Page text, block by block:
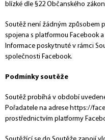
blízké dle §22 Občanského
Soutěž není žádným způsobem
spojena s platformou Facebook
Informace poskytnuté v rámci
společnosti Facebook.
Podmínky soutěže
Soutěž probíhá v období
Pořadatele na adrese https://
prostřednictvím platformy